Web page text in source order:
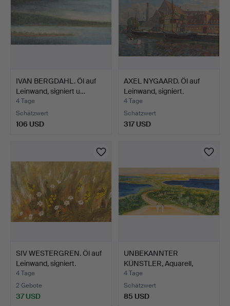
IVAN BERGDAHL. Öl auf
Leinwand, signiert u…
4 Tage
Schätzwert
106 USD
AXEL NYGAARD. Öl auf
Leinwand, signiert.
4 Tage
Schätzwert
317 USD
SIV WESTERGREN. Öl auf
Leinwand, signiert.
4 Tage
2 Gebote
37 USD
UNBEKANNTER
KÜNSTLER, Aquarell,
signiert.
4 Tage
Schätzwert
85 USD